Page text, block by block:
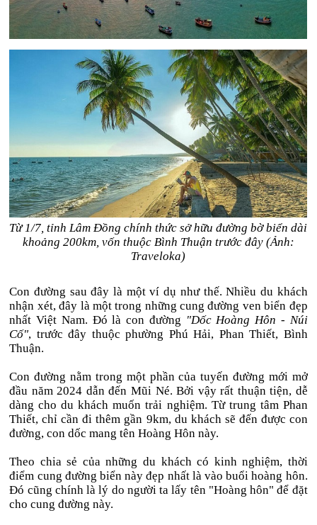
Từ 1/7, tỉnh Lâm Đồng chính thức sở hữu đường bờ biển dài
khoảng 200km, vốn thuộc Bình Thuận trước đây (Ảnh:
Traveloka)
Con đường sau đây là một ví dụ như thế. Nhiều du khách
nhận xét, đây là một trong những cung đường ven biển đẹp
nhất Việt Nam. Đó là con đường "Dốc Hoàng Hôn - Núi
Cố", trước đây thuộc phường Phú Hải, Phan Thiết, Bình
Thuận.
Con đường nằm trong một phần của tuyến đường mới mở
đầu năm 2024 dẫn đến Mũi Né. Bởi vậy rất thuận tiện, dễ
dàng cho du khách muốn trải nghiệm. Từ trung tâm Phan
Thiết, chỉ cần đi thêm gần 9km, du khách sẽ đến được con
đường, con dốc mang tên Hoàng Hôn này.
Theo chia sẻ của những du khách có kinh nghiệm, thời
điểm cung đường biển này đẹp nhất là vào buổi hoàng hôn.
Đó cũng chính là lý do người ta lấy tên "Hoàng hôn" để đặt
cho cung đường này.